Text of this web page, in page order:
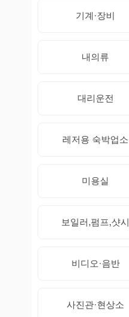
기계·장비
내의류
대리운전
레저용 숙박업소
미용실
보일러,펌프,샷시
비디오·음반
사진관·현상소